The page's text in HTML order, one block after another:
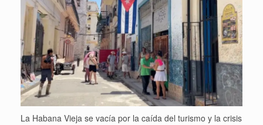
La Habana Vieja se vacía por la caída del turismo y la crisis